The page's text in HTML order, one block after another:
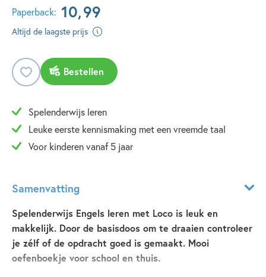
Paperback: 10,99
Altijd de laagste prijs
Bestellen
Spelenderwijs leren
Leuke eerste kennismaking met een vreemde taal
Voor kinderen vanaf 5 jaar
Samenvatting
Spelenderwijs Engels leren met Loco is leuk en
makkelijk. Door de basisdoos om te draaien controleer
je zélf of de opdracht goed is gemaakt. Mooi
oefenboekje voor school en thuis.